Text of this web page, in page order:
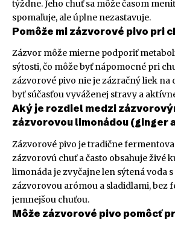
týždne. Jeho chuť sa môže časom
spomaľuje, ale úplne nezastavuje.
Pomôže mi zázvorové pivo pri
Zázvor môže mierne podporiť
sýtosti, čo môže byť nápomocné pri
zázvorové pivo nie je zázračný liek na
byť súčasťou vyváženej stravy a
Aký je rozdiel medzi
zázvorovou limonádou (ginger
Zázvorové pivo je tradične
zázvorovú chuť a často obsahuje živé
limonáda je zvyčajne len sýtená voda
zázvorovou arómou a sladidlami, bez
jemnejšou chuťou.
Môže zázvorové pivo pomôcť